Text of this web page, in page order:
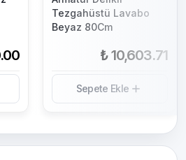
Tezgahüstü Lavabo
Beyaz 80Cm
₺ 10,603.71
Sepete Ekle